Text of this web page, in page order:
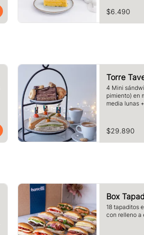
$6.490
Torre
4 Mini
pimiento) en
media lunas
$29.890
Box
18 tapaditos
con relleno a